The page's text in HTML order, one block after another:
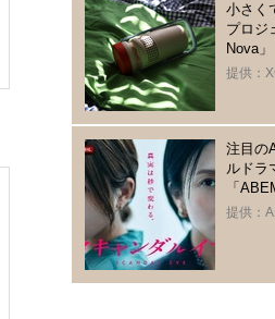
小さく
プロジ
Nova」
提供：
注目の
ルドラ
「
提供：